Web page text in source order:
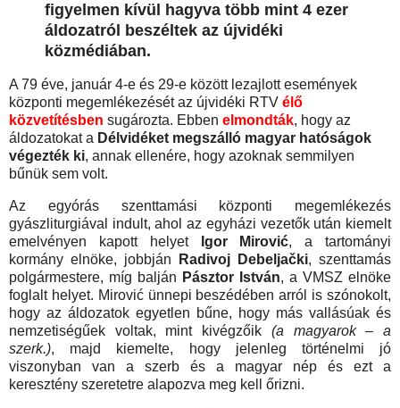
figyelmen kívül hagyva több mint 4 ezer
áldozatról beszéltek az újvidéki
közmédiában.
A 79 éve, január 4-e és 29-e között lezajlott események
központi megemlékezését az újvidéki RTV élő
közvetítésben sugározta. Ebben elmondták, hogy az
áldozatokat a Délvidéket megszálló magyar hatóságok
végezték ki, annak ellenére, hogy azoknak semmilyen
bűnük sem volt.
Az egyórás szenttamási központi megemlékezés
gyászliturgiával indult, ahol az egyházi vezetők után kiemelt
emelvényen kapott helyet
Igor Mirović, a tartományi
kormány elnöke, jobbján
Radivoj Debeljački, szenttamás
polgármestere, míg balján Pásztor István, a VMSZ elnöke
foglalt helyet. Mirović ünnepi beszédében arról is szónokolt,
hogy az áldozatok egyetlen bűne, hogy más vallásúak és
nemzetiségűek voltak, mint kivégzőik (a magyarok – a
szerk.), majd kiemelte, hogy jelenleg történelmi jó
viszonyban van a szerb és a magyar nép és ezt a
keresztény szeretetre alapozva meg kell őrizni.